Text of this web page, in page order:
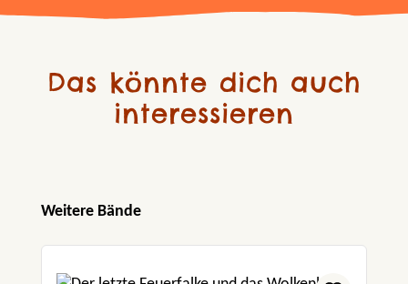
Das könnte dich auch
interessieren
Produktgalerie überspringen
Weitere Bände